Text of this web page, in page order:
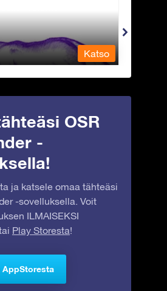
- Kirahvi
Katso
OSR
-
ja katsele omaa tähteäsi
-sovelluksella. Voit
ILMAISEKSI
Play Storesta!
AppStoresta